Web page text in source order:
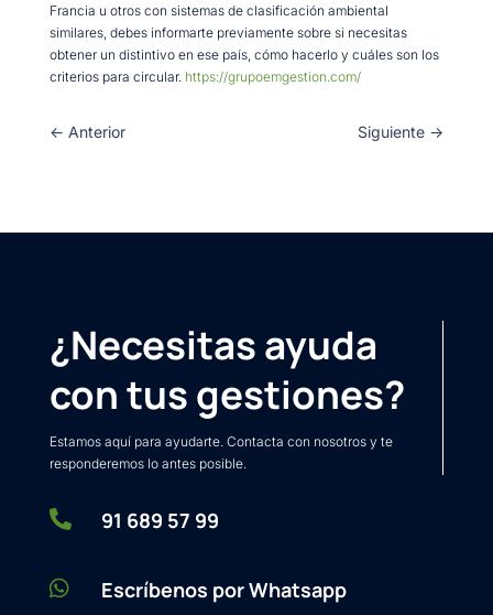
Francia u otros con sistemas de clasificación ambiental
similares, debes informarte previamente sobre si necesitas
obtener un distintivo en ese país, cómo hacerlo y cuáles son los
criterios para circular. https://grupoemgestion.com/
← Anterior Siguiente →
¿Necesitas ayuda
con tus gestiones?
Estamos aquí para ayudarte. Contacta con nosotros y te
responderemos lo antes posible.
 91 689 57 99
 Escríbenos por Whatsapp